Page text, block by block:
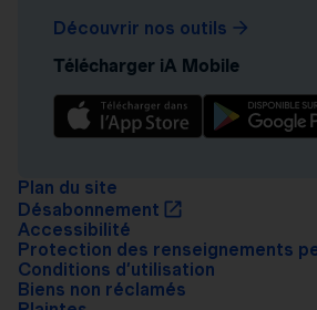
Découvrir nos outils
Télécharger iA Mobile
Plan du site
Désabonnement
Accessibilité
Protection des renseignements
Conditions d’utilisation
Biens non réclamés